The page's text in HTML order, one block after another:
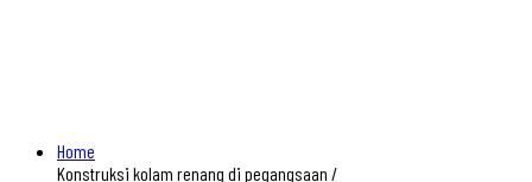
Home
Konstruksi kolam renang di pegangsaan /